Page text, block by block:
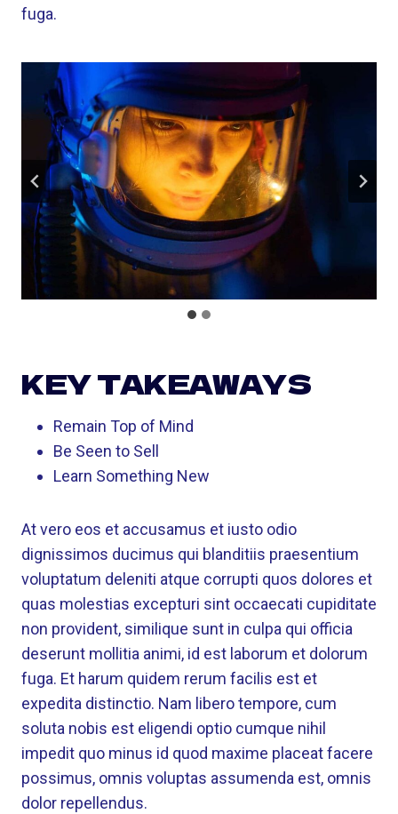
fuga.
KEY TAKEAWAYS
Remain Top of Mind
Be Seen to Sell
Learn Something New
At vero eos et accusamus et iusto odio
dignissimos ducimus qui blanditiis praesentium
voluptatum deleniti atque corrupti quos dolores et
quas molestias excepturi sint occaecati cupiditate
non provident, similique sunt in culpa qui officia
deserunt mollitia animi, id est laborum et dolorum
fuga. Et harum quidem rerum facilis est et
expedita distinctio. Nam libero tempore, cum
soluta nobis est eligendi optio cumque nihil
impedit quo minus id quod maxime placeat facere
possimus, omnis voluptas assumenda est, omnis
dolor repellendus.